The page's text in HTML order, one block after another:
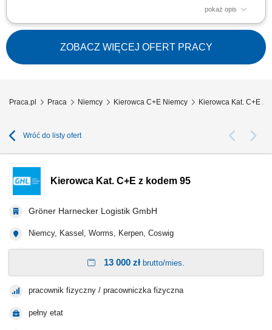
pokaż opis
Transport towarów oraz ładunków w ruchu dalekobieżnym; Zapewnienie
terminowej realizacji dostaw i odbiorów; Odpowiedzialna obsługa oraz
ochrona powierzonego pojazdu i ładunku; Dbałość o stan nowoczesnej
floty ciężarowej; Przestrzeganie przepisów prawa drogowego oraz
standardów jakości;
ZOBACZ WIĘCEJ OFERT PRACY
Praca.pl Praca Niemcy Kierowca C+E Niemcy Kierowca Kat. C+E z
Wróć do listy ofert
Kierowca Kat. C+E z kodem 95
Gröner Harnecker Logistik GmbH
Niemcy, Kassel, Worms, Kerpen, Coswig
13 000 zł brutto/mies.
pracownik fizyczny / pracowniczka fizyczna
pełny etat